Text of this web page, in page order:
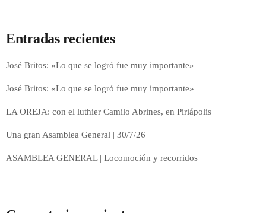
Entradas recientes
José Britos: «Lo que se logró fue muy importante»
José Britos: «Lo que se logró fue muy importante»
LA OREJA: con el luthier Camilo Abrines, en Piriápolis
Una gran Asamblea General | 30/7/26
ASAMBLEA GENERAL | Locomoción y recorridos